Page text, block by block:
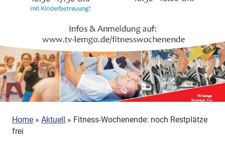
Home » Aktuell » Fitness-Wochenende: noch Restplätze
frei